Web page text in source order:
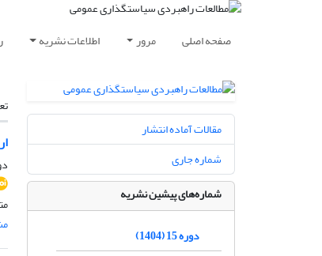
صفحه اصلی مرور اطلاعات نشریه
دوره
مقالات آماده انتشار
شماره جاری
شماره‌های پیشین نشریه
دوره 15 (1404)